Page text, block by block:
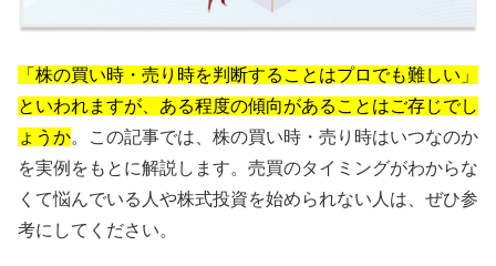
「株の買い時・売り時を判断することはプロでも難しい」
といわれますが、ある程度の傾向があることはご存じでし
ょうか。この記事では、株の買い時・売り時はいつなのか
を実例をもとに解説します。売買のタイミングがわからな
くて悩んでいる人や株式投資を始められない人は、ぜひ参
考にしてください。